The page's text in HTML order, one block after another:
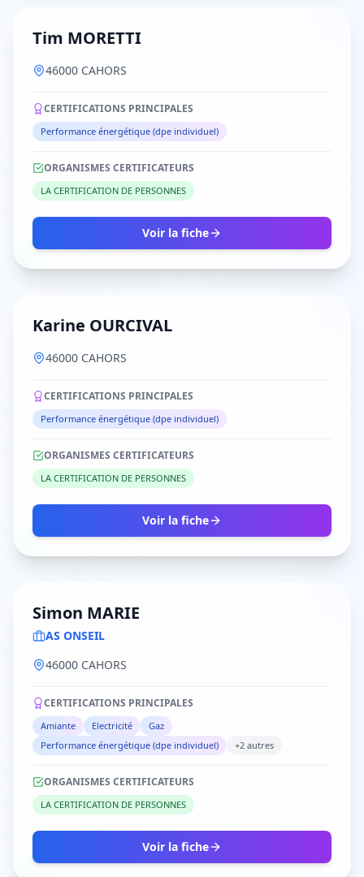
Tim MORETTI
46000 CAHORS
CERTIFICATIONS PRINCIPALES
Performance énergétique (dpe individuel)
ORGANISMES CERTIFICATEURS
LA CERTIFICATION DE PERSONNES
Voir la fiche
Karine OURCIVAL
46000 CAHORS
CERTIFICATIONS PRINCIPALES
Performance énergétique (dpe individuel)
ORGANISMES CERTIFICATEURS
LA CERTIFICATION DE PERSONNES
Voir la fiche
Simon MARIE
AS ONSEIL
46000 CAHORS
CERTIFICATIONS PRINCIPALES
Amiante Electricité
Gaz
Performance énergétique (dpe individuel)
+2 autres
ORGANISMES CERTIFICATEURS
LA CERTIFICATION DE PERSONNES
Voir la fiche